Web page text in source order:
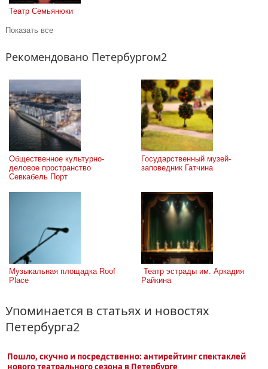
Театр Семьянюки
Показать все
Рекомендовано Петербургом2
Общественное культурно-
деловое пространство
Севкабель Порт
Государственный музей-
заповедник Гатчина
Музыкальная площадка Roof
Place
Райкина
Упоминается в статьях и новостях
Петербурга2
Пошло, скучно и посредственно: антирейтинг спектаклей
нового театрального сезона в Петербурге